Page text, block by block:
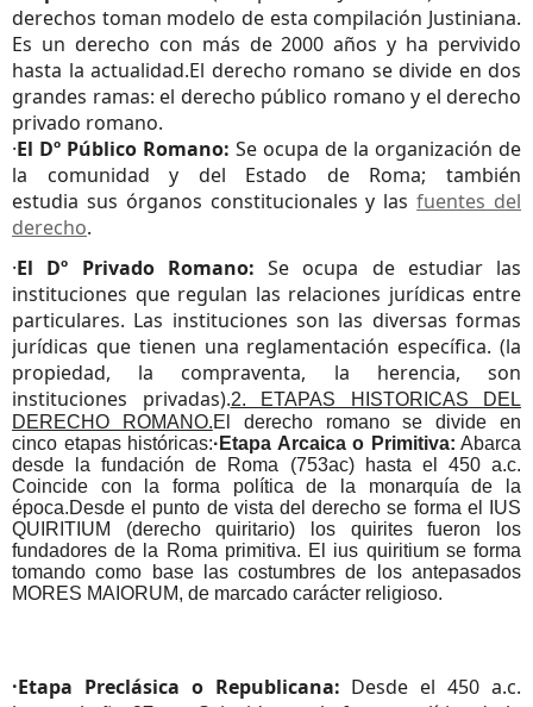
derechos toman modelo de esta compilación Justiniana.
Es un derecho con más de 2000 años y ha pervivido
hasta la actualidad.El derecho romano se divide en dos
grandes ramas: el derecho público romano y el derecho
privado romano.
·El Dº Público Romano: Se ocupa de la organización de
la comunidad y del Estado de Roma; también
estudia sus órganos constitucionales y lasfuentes del
derecho.
·El Dº Privado Romano: Se ocupa de estudiar las
instituciones que regulan las relaciones jurídicas entre
particulares. Las instituciones son las diversas formas
jurídicas que tienen una reglamentación específica. (la
propiedad, la compraventa, la herencia, son
instituciones privadas).2. ETAPAS HISTORICAS DEL
DERECHO ROMANO.El derecho romano se divide en
cinco etapas históricas:·Etapa Arcaica o Primitiva: Abarca
desde la fundación de Roma (753ac) hasta el 450 a.c.
Coincide con la forma política de la monarquía de la
época.Desde el punto de vista del derecho se forma el IUS
QUIRITIUM (derecho quiritario) los quirites fueron los
fundadores de la Roma primitiva. El ius quiritium se forma
tomando como base las costumbres de los antepasados
MORES MAIORUM, de marcado carácter religioso.
·Etapa Preclásica o Republicana: Desde el 450 a.c.